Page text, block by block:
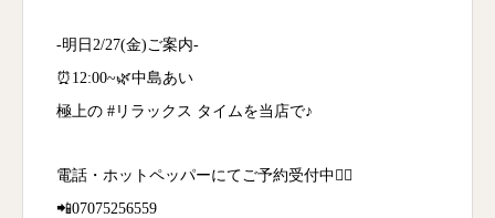
-明日2/27(金)ご案内-
⏰12:00~🌿中島あい
極上の #リラックス タイムを当店で♪
電話・ホットペッパーにてご予約受付中💁‍♀️
📲07075256559